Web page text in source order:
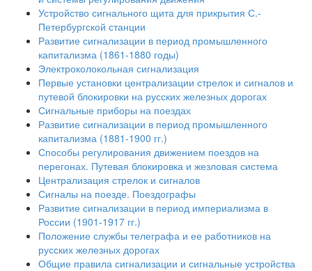
Устройство сигнального щита для прикрытия С.-
Петербургской станции
Развитие сигнализации в период промышленного
капитализма (1861-1880 годы)
Электроколокольная сигнализация
Первые установки централизации стрелок и сигналов и
путевой блокировки на русских железных дорогах
Сигнальные приборы на поездах
Развитие сигнализации в период промышленного
капитализма (1881-1900 гг.)
Способы регулирования движением поездов на
перегонах. Путевая блокировка и жезловая система
Централизация стрелок и сигналов
Сигналы на поезде. Поездографы
Развитие сигнализации в период империализма в
России (1901-1917 гг.)
Положение службы телеграфа и ее работников на
русских железных дорогах
Общие правила сигнализации и сигнальные устройства